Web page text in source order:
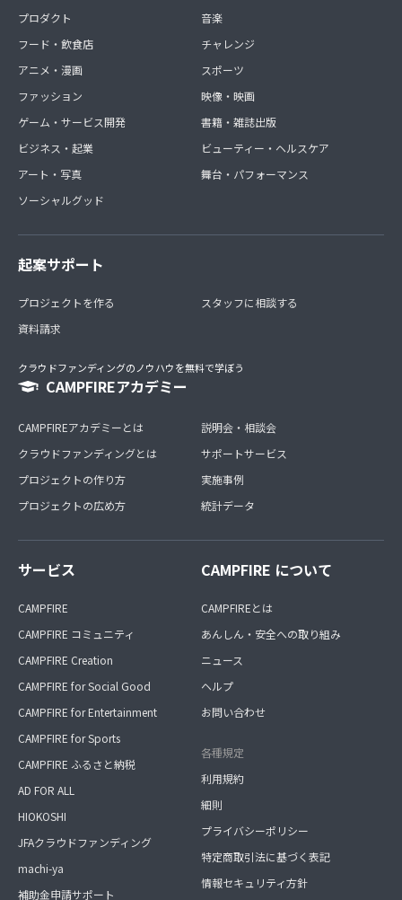
プロダクト
フード・飲食店
アニメ・漫画
ファッション
ゲーム・サービス開発
ビジネス・起業
アート・写真
ソーシャルグッド
音楽
チャレンジ
スポーツ
映像・映画
書籍・雑誌出版
ビューティー・ヘルスケア
舞台・パフォーマンス
起案サポート
プロジェクトを作る
資料請求
スタッフに相談する
クラウドファンディングのノウハウを無料で学ぼう
CAMPFIREアカデミー
CAMPFIREアカデミーとは
クラウドファンディングとは
プロジェクトの作り方
プロジェクトの広め方
説明会・相談会
サポートサービス
実施事例
統計データ
サービス
CAMPFIRE
CAMPFIRE コミュニティ
CAMPFIRE Creation
CAMPFIRE for Social Good
CAMPFIRE for Entertainment
CAMPFIRE for Sports
CAMPFIRE ふるさと納税
AD FOR ALL
HIOKOSHI
JFAクラウドファンディング
machi-ya
補助金申請サポート
CAMPFIRE について
CAMPFIREとは
あんしん・安全への取り組み
ニュース
ヘルプ
お問い合わせ
各種規定
利用規約
細則
プライバシーポリシー
特定商取引法に基づく表記
情報セキュリティ方針